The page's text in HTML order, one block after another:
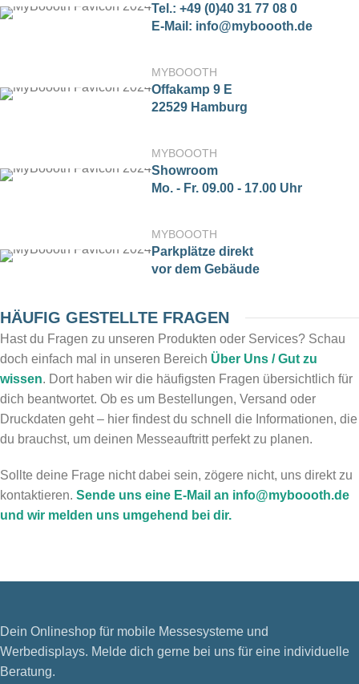
Tel.: +49 (0)40 31 77 08 0
E-Mail: info@myboooth.de
MYBOOOTH
Offakamp 9 E
22529 Hamburg
MYBOOOTH
Showroom
Mo. - Fr. 09.00 - 17.00 Uhr
MYBOOOTH
Parkplätze direkt
vor dem Gebäude
HÄUFIG GESTELLTE FRAGEN
Hast du Fragen zu unseren Produkten oder Services? Schau
doch einfach mal in unseren Bereich Über Uns / Gut zu
wissen. Dort haben wir die häufigsten Fragen übersichtlich für
dich beantwortet. Ob es um Bestellungen, Versand oder
Druckdaten geht – hier findest du schnell die Informationen, die
du brauchst, um deinen Messeauftritt perfekt zu planen.
Sollte deine Frage nicht dabei sein, zögere nicht, uns direkt zu
kontaktieren. Sende uns eine E-Mail an info@myboooth.de
und wir melden uns umgehend bei dir.
Dein Onlineshop für mobile Messesysteme und
Werbedisplays. Melde dich gerne bei uns für eine individuelle
Beratung.